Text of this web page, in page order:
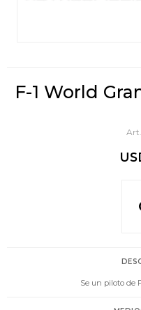
F-1 World
Se un piloto de